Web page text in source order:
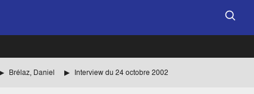
Brélaz, Daniel Interview du 24 octobre 2002